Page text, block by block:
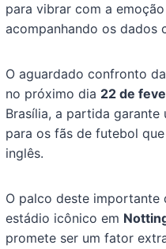
para vibrar com a
acompanhando os dados
O aguardado confronto da
no próximo dia 22 de
Brasília, a partida
para os fãs de futebol
inglês.
O palco deste importante
estádio icônico em
promete ser um fator